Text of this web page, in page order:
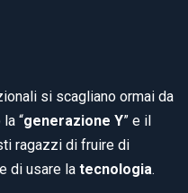
si scagliano ormai da
“generazione Y” e il
ragazzi di fruire di
di usare la tecnologia.